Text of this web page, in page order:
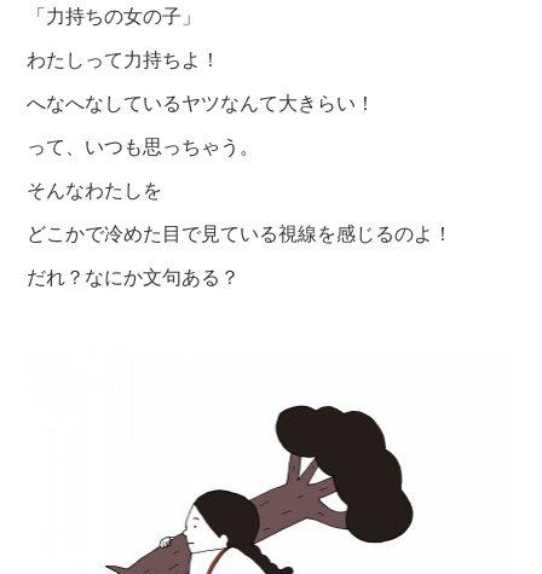
「力持ちの女の子」
わたしって力持ちよ！
へなへなしているヤツなんて大きらい！
って、いつも思っちゃう。
そんなわたしを
どこかで冷めた目で見ている視線を感じるのよ！
だれ？なにか文句ある？